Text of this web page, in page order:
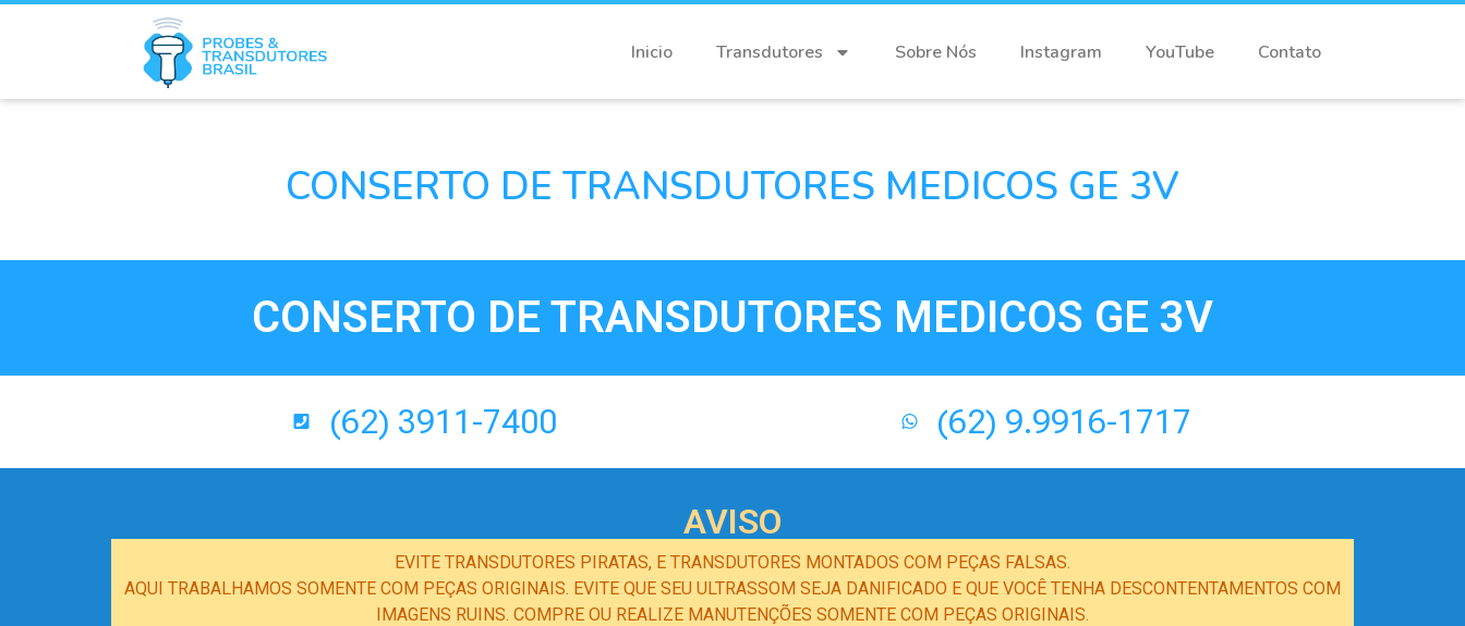
Inicio Transdutores Sobre Nós Instagram YouTube Contato
CONSERTO DE TRANSDUTORES MEDICOS GE 3V
CONSERTO DE TRANSDUTORES MEDICOS GE 3V
(62) 3911-7400 (62) 9.9916-1717
AVISO
EVITE TRANSDUTORES PIRATAS, E TRANSDUTORES MONTADOS COM PEÇAS FALSAS.
AQUI TRABALHAMOS SOMENTE COM PEÇAS ORIGINAIS. EVITE QUE SEU ULTRASSOM SEJA DANIFICADO E QUE VOCÊ TENHA DESCONTENTAMENTOS COM
IMAGENS RUINS. COMPRE OU REALIZE MANUTENÇÕES SOMENTE COM PEÇAS ORIGINAIS.